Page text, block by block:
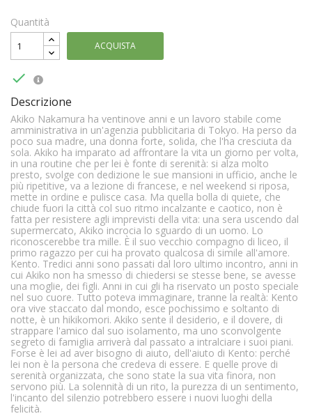
Quantità
ACQUISTA

Descrizione
Akiko Nakamura ha ventinove anni e un lavoro stabile come
amministrativa in un'agenzia pubblicitaria di Tokyo. Ha perso da
poco sua madre, una donna forte, solida, che l'ha cresciuta da
sola. Akiko ha imparato ad affrontare la vita un giorno per volta,
in una routine che per lei è fonte di serenità: si alza molto
presto, svolge con dedizione le sue mansioni in ufficio, anche le
più ripetitive, va a lezione di francese, e nel weekend si riposa,
mette in ordine e pulisce casa. Ma quella bolla di quiete, che
chiude fuori la città col suo ritmo incalzante e caotico, non è
fatta per resistere agli imprevisti della vita: una sera uscendo dal
supermercato, Akiko incrocia lo sguardo di un uomo. Lo
riconoscerebbe tra mille. È il suo vecchio compagno di liceo, il
primo ragazzo per cui ha provato qualcosa di simile all'amore.
Kento. Tredici anni sono passati dal loro ultimo incontro, anni in
cui Akiko non ha smesso di chiedersi se stesse bene, se avesse
una moglie, dei figli. Anni in cui gli ha riservato un posto speciale
nel suo cuore. Tutto poteva immaginare, tranne la realtà: Kento
ora vive staccato dal mondo, esce pochissimo e soltanto di
notte, è un hikikomori. Akiko sente il desiderio, e il dovere, di
strappare l'amico dal suo isolamento, ma uno sconvolgente
segreto di famiglia arriverà dal passato a intralciare i suoi piani.
Forse è lei ad aver bisogno di aiuto, dell'aiuto di Kento: perché
lei non è la persona che credeva di essere. E quelle prove di
serenità organizzata, che sono state la sua vita finora, non
servono più. La solennità di un rito, la purezza di un sentimento,
l'incanto del silenzio potrebbero essere i nuovi luoghi della
felicità.